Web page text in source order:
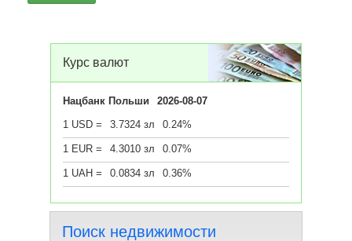
Курс валют
Нацбанк Польши
2026-08-07
1 USD =
3.7324 зл 0.24%
1 EUR = 4.3010 зл 0.07%
1 UAH = 0.0834 зл 0.36%
Поиск недвижимости